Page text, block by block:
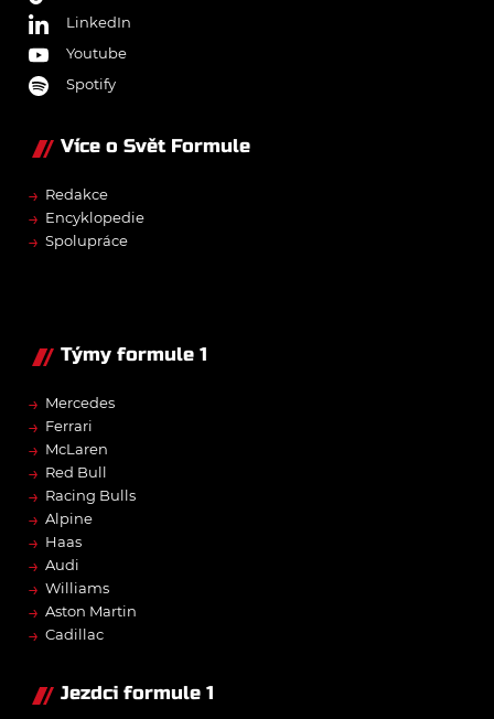
LinkedIn
Youtube
Spotify
Více o Svět Formule
→ Redakce
→ Encyklopedie
→ Spolupráce
Týmy formule 1
→ Mercedes
→ Ferrari
→ McLaren
→ Red Bull
→ Racing Bulls
→ Alpine
→ Haas
→ Audi
→ Williams
→ Aston Martin
→ Cadillac
Jezdci formule 1